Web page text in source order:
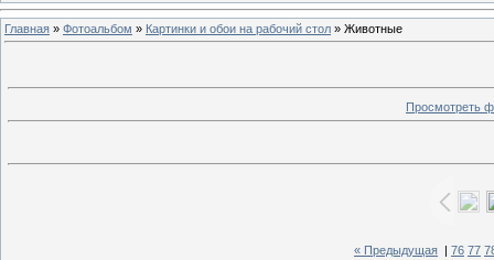
Главная » Фотоальбом » Картинки и обои на рабочий стол » Животные
Просмотреть
« Предыдущая 76 77